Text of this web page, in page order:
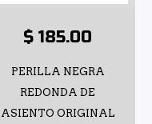
$ 185.00
PERILLA NEGRA
REDONDA DE
ASIENTO ORIGINAL